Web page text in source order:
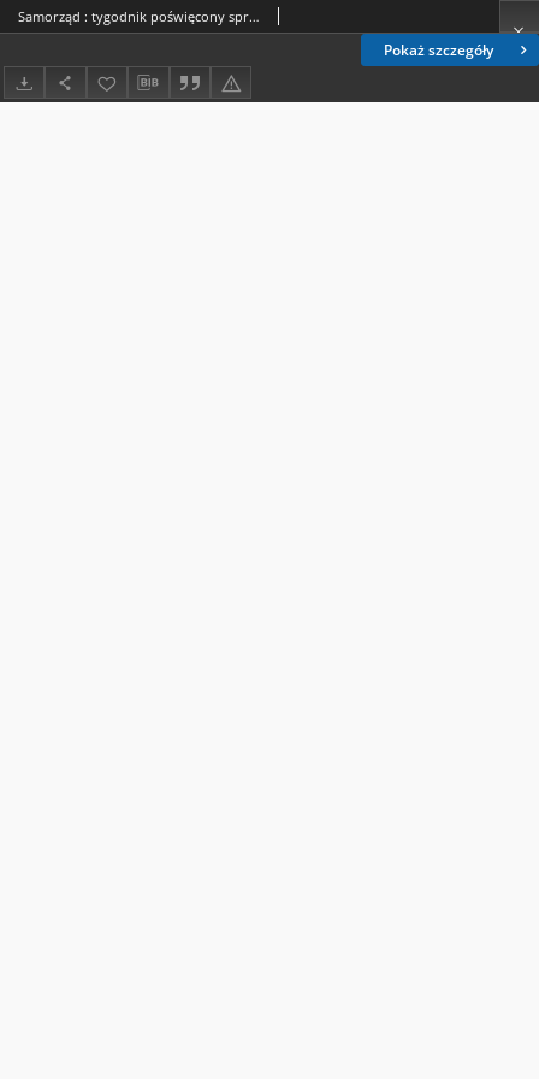
Pokaż szczegóły
Samorząd : tygodnik poświęcony sprawom samorządu terytorialnego. R. 19, nr 26 (27 czerwca 1937)